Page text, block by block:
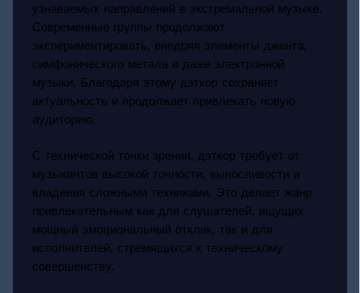
узнаваемых направлений в экстремальной музыке.
Современные группы продолжают
экспериментировать, внедряя элементы джента,
симфонического метала и даже электронной
музыки. Благодаря этому дэткор сохраняет
актуальность и продолжает привлекать новую
аудиторию.
С технической точки зрения, дэткор требует от
музыкантов высокой точности, выносливости и
владения сложными техниками. Это делает жанр
привлекательным как для слушателей, ищущих
мощный эмоциональный отклик, так и для
исполнителей, стремящихся к техническому
совершенству.